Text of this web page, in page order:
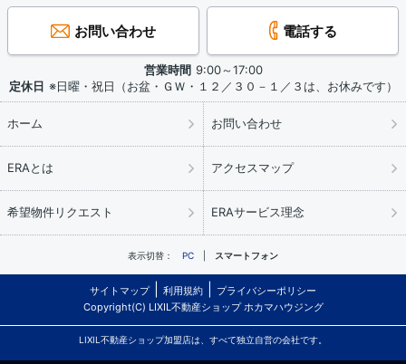
お問い合わせ 電話する
営業時間 9:00～17:00
定休日 ※日曜・祝日（お盆・ＧＷ・１２／３０－１／３は、お休みです）
ホーム お問い合わせ
ERAとは アクセスマップ
希望物件リクエスト ERAサービス理念
表示切替： PC スマートフォン
サイトマップ 利用規約
プライバシーポリシー
Copyright(C) LIXIL不動産ショップ ホカマハウジング
LIXIL不動産ショップ加盟店は、すべて独立自営の会社です。